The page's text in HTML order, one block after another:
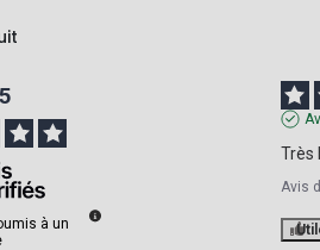
5
à un
Très
Avis